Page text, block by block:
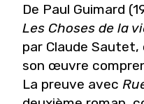
De Paul Guimard
Les Choses de la
par Claude Sautet,
son œuvre
La preuve avec